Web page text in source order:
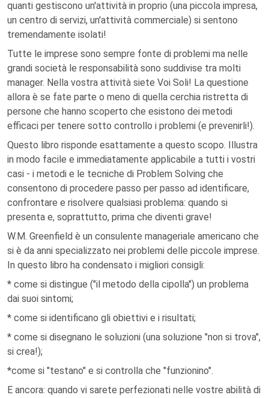
quanti gestiscono un'attività in proprio (una piccola impresa,
un centro di servizi, un'attività commerciale) si sentono
tremendamente isolati!
Tutte le imprese sono sempre fonte di problemi ma nelle
grandi società le responsabilità sono suddivise tra molti
manager. Nella vostra attività siete Voi Soli! La questione
allora è se fate parte o meno di quella cerchia ristretta di
persone che hanno scoperto che esistono dei metodi
efficaci per tenere sotto controllo i problemi (e prevenirli!).
Questo libro risponde esattamente a questo scopo. Illustra
in modo facile e immediatamente applicabile a tutti i vostri
casi - i metodi e le tecniche di Problem Solving che
consentono di procedere passo per passo ad identificare,
confrontare e risolvere qualsiasi problema: quando si
presenta e, soprattutto, prima che diventi grave!
W.M. Greenfield è un consulente manageriale americano che
si è da anni specializzato nei problemi delle piccole imprese.
In questo libro ha condensato i migliori consigli:
* come si distingue ("il metodo della cipolla") un problema
dai suoi sintomi;
* come si identificano gli obiettivi e i risultati;
* come si disegnano le soluzioni (una soluzione "non si trova",
si crea!);
*come si "testano" e si controlla che "funzionino".
E ancora: quando vi sarete perfezionati nelle vostre abilità di